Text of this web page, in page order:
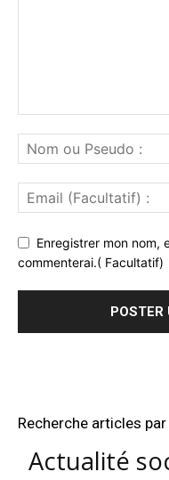
Enregistrer mon nom,
commenterai.( Facultatif)
Recherche articles
Actualité